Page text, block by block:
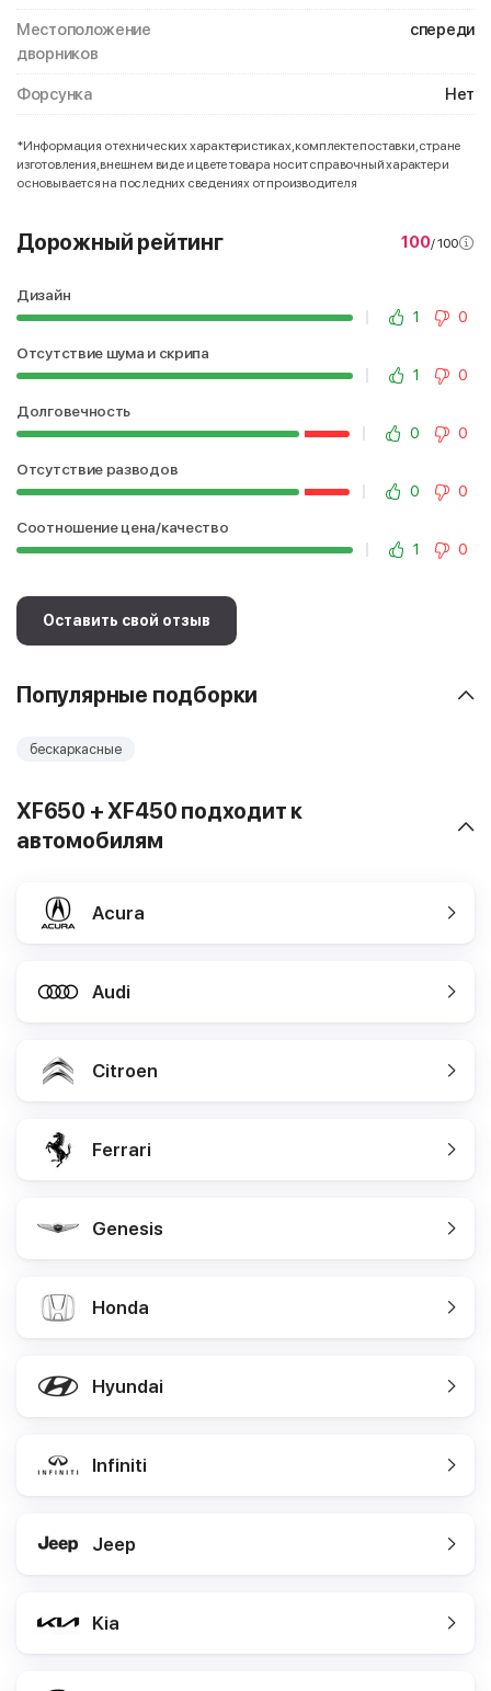
Местоположение
дворников
спереди
Форсунка Нет
*Информация о технических характеристиках, комплекте поставки, стране
изготовления, внешнем виде и цвете товара носит справочный характер и
основывается на последних сведениях от производителя
Дорожный рейтинг 100/ 100
Дизайн
1
0
Отсутствие шума и скрипа
1
0
Долговечность
0
0
Отсутствие разводов
0
0
Соотношение цена/качество
1
0
Оставить свой отзыв
Популярные подборки
бескаркасные
XF650 + XF450 подходит к
автомобилям
Acura
Audi
Citroen
Ferrari
Genesis
Honda
Hyundai
Infiniti
Jeep
Kia